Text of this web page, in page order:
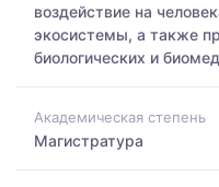
воздействие на
экосистемы, а также
биологических и
Академическая степень
Магистратура